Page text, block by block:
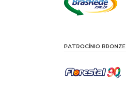
PATROCÍNIO BRONZE